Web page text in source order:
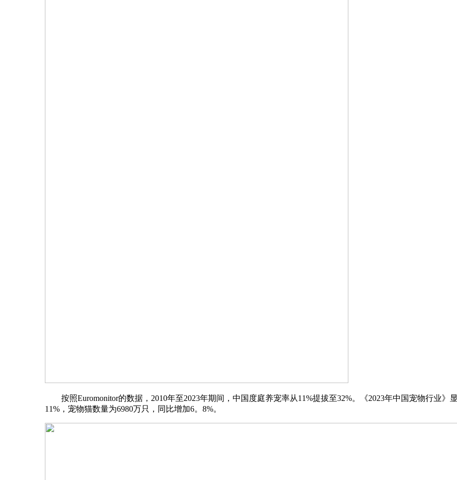
按照Euromonitor的数据，2010年至2023年期间，中国度庭养宠率从11%提拔至32%。《2023年中国宠物行业》
11%，宠物猫数量为6980万只，同比增加6。8%。